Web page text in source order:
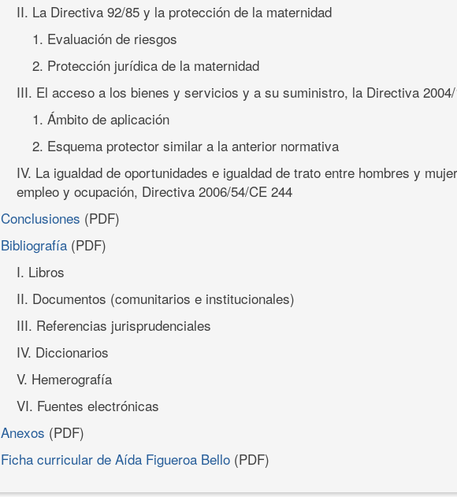
II. La Directiva 92/85 y la protección de la maternidad
1. Evaluación de riesgos
2. Protección jurídica de la maternidad
III. El acceso a los bienes y servicios y a su suministro, la Directiva
1. Ámbito de aplicación
2. Esquema protector similar a la anterior normativa
IV. La igualdad de oportunidades e igualdad de trato entre hombres y
empleo y ocupación, Directiva 2006/54/CE 244
Conclusiones (PDF)
Bibliografía (PDF)
I. Libros
II. Documentos (comunitarios e institucionales)
III. Referencias jurisprudenciales
IV. Diccionarios
V. Hemerografía
VI. Fuentes electrónicas
Anexos (PDF)
Ficha curricular de Aída Figueroa Bello (PDF)